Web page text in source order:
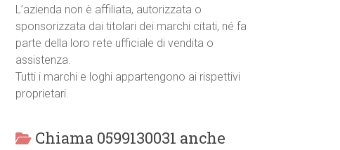
L’azienda non è affiliata, autorizzata o
sponsorizzata dai titolari dei marchi citati, né fa
parte della loro rete ufficiale di vendita o
assistenza.
Tutti i marchi e loghi appartengono ai rispettivi
proprietari.
Chiama 0599130031 anche